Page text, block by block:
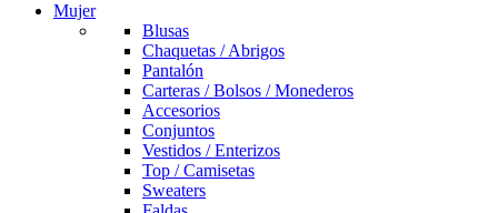
Mujer
Blusas
Chaquetas / Abrigos
Pantalón
Carteras / Bolsos / Monederos
Accesorios
Conjuntos
Vestidos / Enterizos
Top / Camisetas
Sweaters